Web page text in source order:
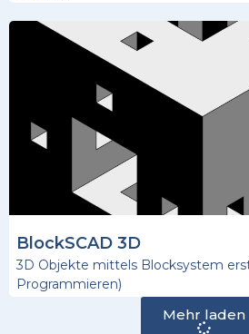
BlockSCAD 3D
3D Objekte mittels Blocksystem
Programmieren)
Mehr laden